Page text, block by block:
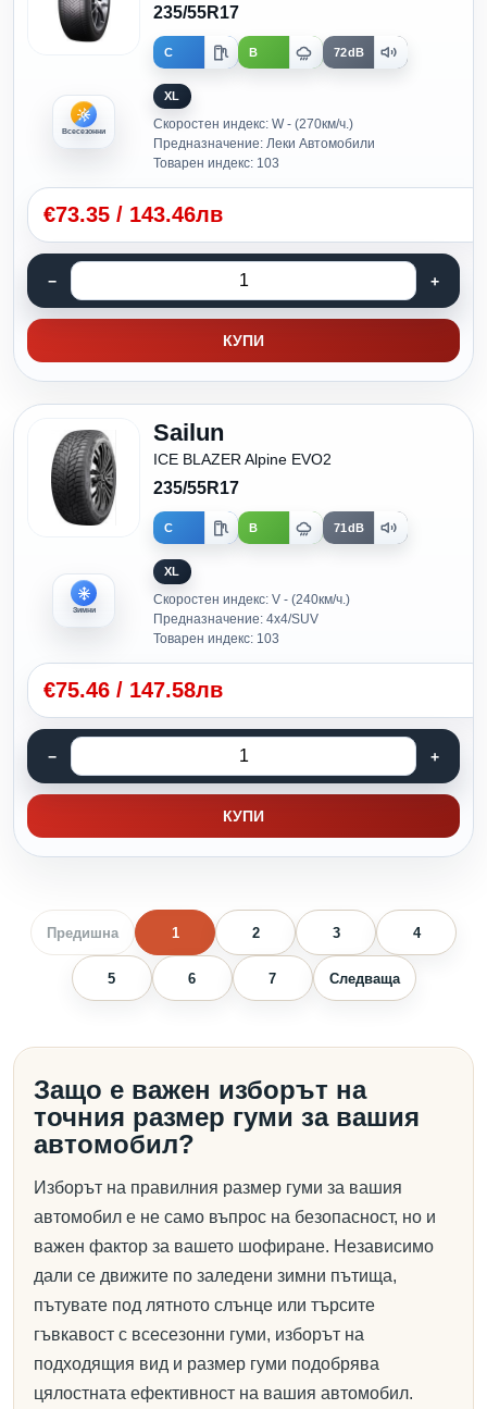
Всесезонни
235/55R17
C B 72dB
XL
Скоростен индекс: W - (270км/ч.)
Предназначение: Леки Автомобили
Товарен индекс: 103
€73.35 / 143.46лв
КУПИ
Зимни
Sailun
ICE BLAZER Alpine EVO2
235/55R17
C B 71dB
XL
Скоростен индекс: V - (240км/ч.)
Предназначение: 4x4/SUV
Товарен индекс: 103
€75.46 / 147.58лв
КУПИ
Предишна 1 2 3 4
5 6 7 Следваща
Защо е важен изборът на
точния размер гуми за вашия
автомобил?
Изборът на правилния размер гуми за вашия
автомобил е не само въпрос на безопасност, но и
важен фактор за вашето шофиране. Независимо
дали се движите по заледени зимни пътища,
пътувате под лятното слънце или търсите
гъвкавост с всесезонни гуми, изборът на
подходящия вид и размер гуми подобрява
цялостната ефективност на вашия автомобил.